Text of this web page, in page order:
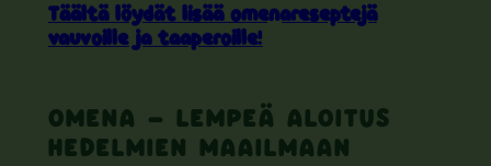
Täältä löydät lisää omenareseptejä
vauvoille ja taaperoille!
OMENA – LEMPEÄ ALOITUS
HEDELMIEN MAAILMAAN